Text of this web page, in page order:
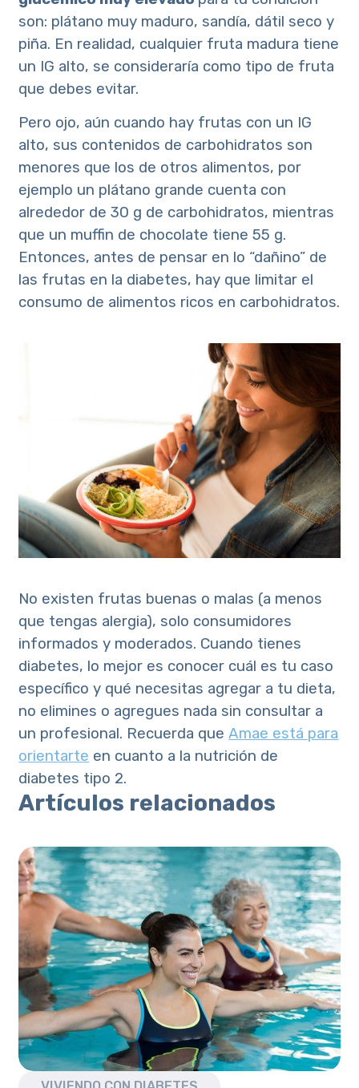
son: plátano muy maduro, sandía, dátil seco y
piña. En realidad, cualquier fruta madura tiene
un IG alto, se consideraría como tipo de fruta
que debes evitar.
Pero ojo, aún cuando hay frutas con un IG
alto, sus contenidos de carbohidratos son
menores que los de otros alimentos, por
ejemplo un plátano grande cuenta con
alrededor de 30 g de carbohidratos, mientras
que un muffin de chocolate tiene 55 g.
Entonces, antes de pensar en lo “dañino” de
las frutas en la diabetes, hay que limitar el
consumo de alimentos ricos en carbohidratos.
No existen frutas buenas o malas (a menos
que tengas alergia), solo consumidores
informados y moderados. Cuando tienes
diabetes, lo mejor es conocer cuál es tu caso
específico y qué necesitas agregar a tu dieta,
no elimines o agregues nada sin consultar a
un profesional. Recuerda queAmae está para
orientarte en cuanto a la nutrición de
diabetes tipo 2.
Artículos relacionados